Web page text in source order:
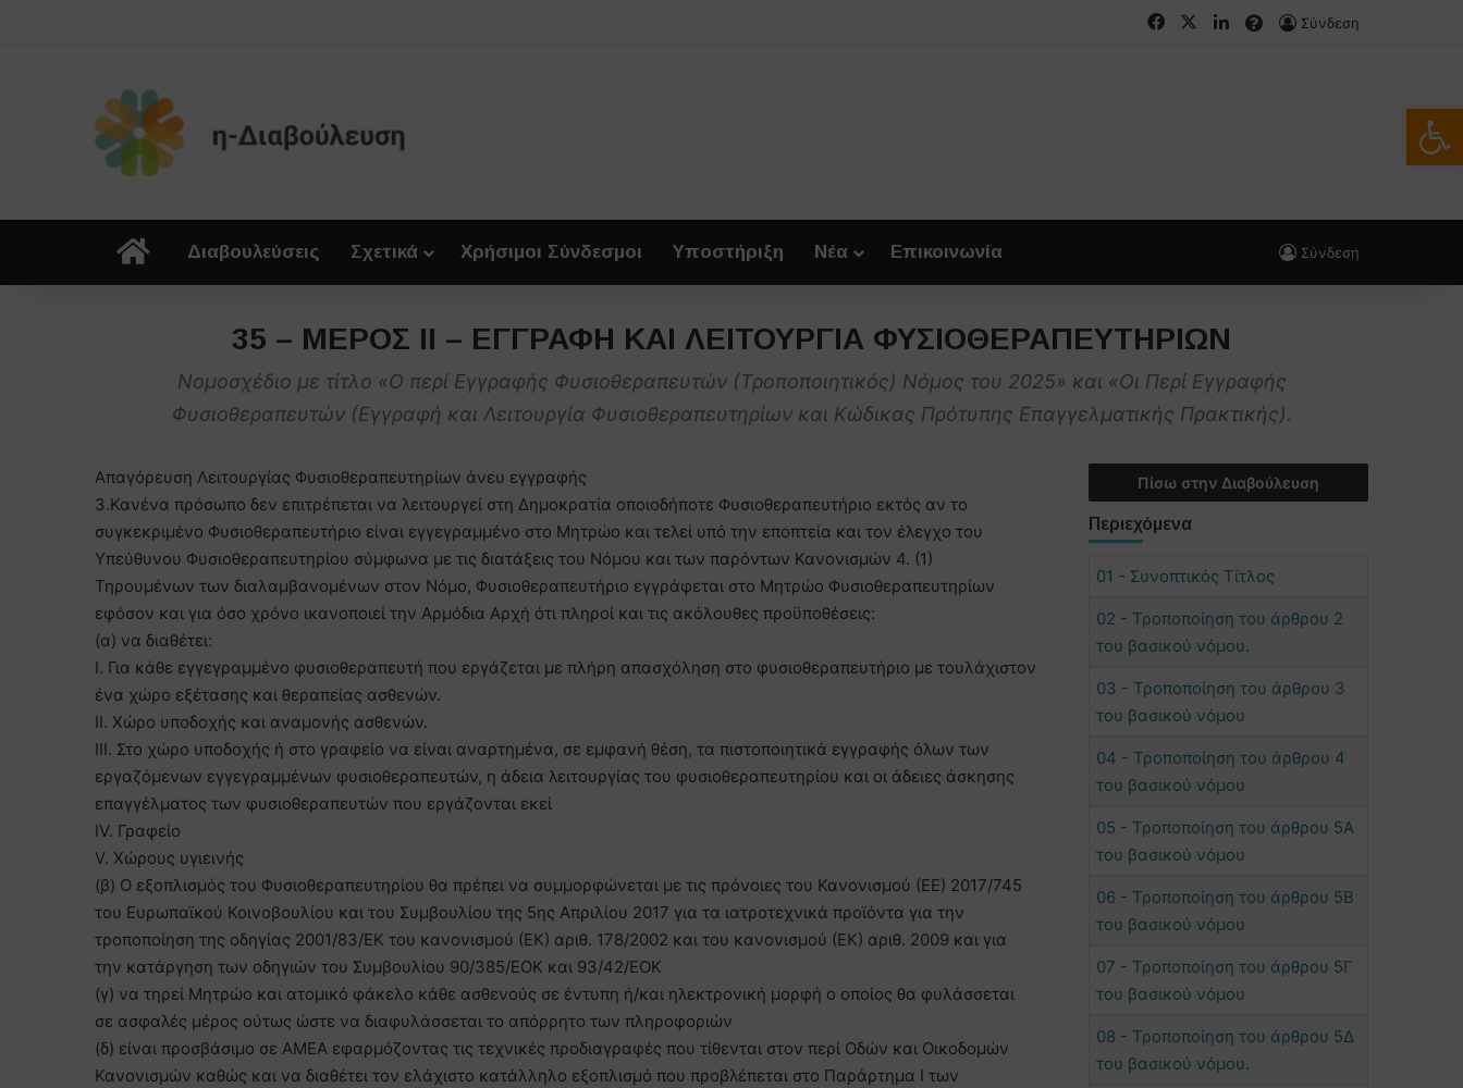
FacebookLinkedIn
FAQsΣύνδεση
ΑρχικήΔιαβουλεύσεις Σχετικά Χρήσιμοι Σύνδεσμοι Υποστήριξη Νέα Επικοινωνία Σύνδεση
35 – ΜΕΡΟΣ ΙΙ – ΕΓΓΡΑΦΗ ΚΑΙ ΛΕΙΤΟΥΡΓΙΑ ΦΥΣΙΟΘΕΡΑΠΕΥΤΗΡΙΩΝ
Νομοσχέδιο με τίτλο «Ο περί Εγγραφής Φυσιοθεραπευτών (Τροποποιητικός) Νόμος του 2025» και «Οι Περί Εγγραφής
Φυσιοθεραπευτών (Εγγραφή και Λειτουργία Φυσιοθεραπευτηρίων και Κώδικας Πρότυπης Επαγγελματικής Πρακτικής).
Απαγόρευση Λειτουργίας Φυσιοθεραπευτηρίων άνευ εγγραφής
3.Κανένα πρόσωπο δεν επιτρέπεται να λειτουργεί στη Δημοκρατία οποιοδήποτε Φυσιοθεραπευτήριο εκτός αν το
συγκεκριμένο Φυσιοθεραπευτήριο είναι εγγεγραμμένο στο Μητρώο και τελεί υπό την εποπτεία και τον έλεγχο του
Υπεύθυνου Φυσιοθεραπευτηρίου σύμφωνα με τις διατάξεις του Νόμου και των παρόντων Κανονισμών 4. (1)
Τηρουμένων των διαλαμβανομένων στον Νόμο, Φυσιοθεραπευτήριο εγγράφεται στο Μητρώο Φυσιοθεραπευτηρίων
εφόσον και για όσο χρόνο ικανοποιεί την Αρμόδια Αρχή ότι πληροί και τις ακόλουθες προϋποθέσεις:
(α) να διαθέτει:
Ι. Για κάθε εγγεγραμμένο φυσιοθεραπευτή που εργάζεται με πλήρη απασχόληση στο φυσιοθεραπευτήριο με τουλάχιστον
ένα χώρο εξέτασης και θεραπείας ασθενών.
ΙΙ. Χώρο υποδοχής και αναμονής ασθενών.
ΙΙΙ. Στο χώρο υποδοχής ή στο γραφείο να είναι αναρτημένα, σε εμφανή θέση, τα πιστοποιητικά εγγραφής όλων των
εργαζόμενων εγγεγραμμένων φυσιοθεραπευτών, η άδεια λειτουργίας του φυσιοθεραπευτηρίου και οι άδειες άσκησης
επαγγέλματος των φυσιοθεραπευτών που εργάζονται εκεί
ΙV. Γραφείο
V. Χώρους υγιεινής
(β) Ο εξοπλισμός του Φυσιοθεραπευτηρίου θα πρέπει να συμμορφώνεται με τις πρόνοιες του Κανονισμού (ΕΕ) 2017/745
του Ευρωπαϊκού Κοινοβουλίου και του Συμβουλίου της 5ης Απριλίου 2017 για τα ιατροτεχνικά προϊόντα για την
τροποποίηση της οδηγίας 2001/83/ΕΚ του κανονισμού (ΕΚ) αριθ. 178/2002 και του κανονισμού (ΕΚ) αριθ. 2009 και για
την κατάργηση των οδηγιών του Συμβουλίου 90/385/ΕΟΚ και 93/42/ΕΟΚ
(γ) να τηρεί Μητρώο και ατομικό φάκελο κάθε ασθενούς σε έντυπη ή/και ηλεκτρονική μορφή ο οποίος θα φυλάσσεται
σε ασφαλές μέρος ούτως ώστε να διαφυλάσσεται το απόρρητο των πληροφοριών
(δ) είναι προσβάσιμο σε ΑΜΕΑ εφαρμόζοντας τις τεχνικές προδιαγραφές που τίθενται στον περί Οδών και Οικοδομών
Κανονισμών καθώς και να διαθέτει τον ελάχιστο κατάλληλο εξοπλισμό που προβλέπεται στο Παράρτημα Ι των
Πίσω στην Διαβούλευση
Περιεχόμενα
01 - Συνοπτικός Τίτλος
02 - Τροποποίηση του άρθρου 2
του βασικού νόμου.
03 - Τροποποίηση του άρθρου 3
του βασικού νόμου
04 - Τροποποίηση του άρθρου 4
του βασικού νόμου
05 - Τροποποίηση του άρθρου 5Α
του βασικού νόμου
06 - Τροποποίηση του άρθρου 5Β
του βασικού νόμου
07 - Τροποποίηση του άρθρου 5Γ
του βασικού νόμου
08 - Τροποποίηση του άρθρου 5Δ
του βασικού νόμου.